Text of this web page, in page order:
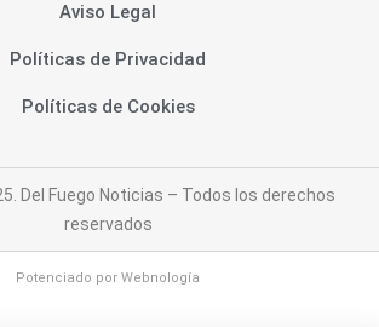
Aviso Legal
Políticas de Privacidad
Políticas de Cookies
Del Fuego Noticias – Todos los derechos
reservados
Potenciado por Webnología